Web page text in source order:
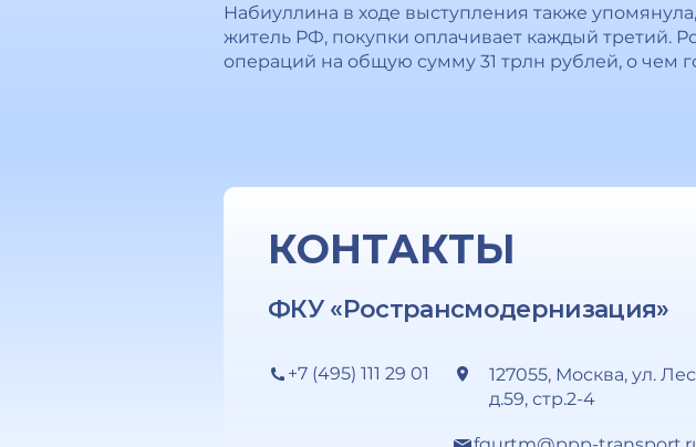
Набиуллина в ходе выступления также
житель РФ, покупки оплачивает каждый третий.
операций на общую сумму 31 трлн рублей, о чем
КОНТАКТЫ
ФКУ «Ространсмодернизация»
+7 (495) 111 29 01
127055, Москва, ул.
д.59, стр.2-4